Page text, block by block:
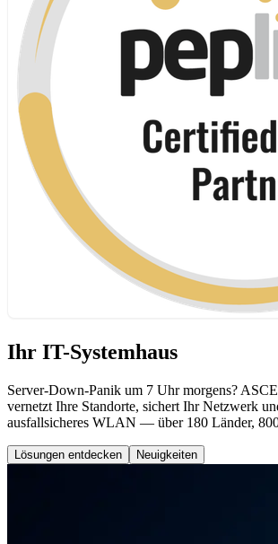
Ihr IT-Systemhaus
Server-Down-Panik um 7 Uhr morgens?
vernetzt Ihre Standorte, sichert Ihr Netzwerk
ausfallsicheres WLAN — über 180 Länder,
Lösungen entdecken Neuigkeiten